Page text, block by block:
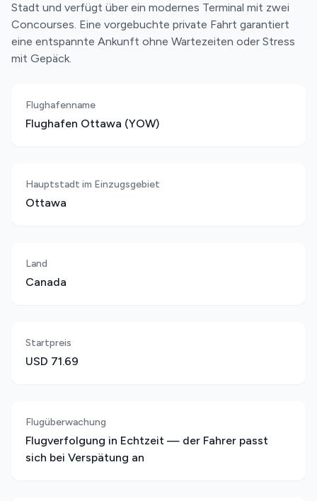
Stadt und verfügt über ein modernes Terminal mit zwei
Concourses. Eine vorgebuchte private Fahrt garantiert
eine entspannte Ankunft ohne Wartezeiten oder Stress
mit Gepäck.
Flughafenname
Flughafen Ottawa (YOW)
Hauptstadt im Einzugsgebiet
Ottawa
Land
Canada
Startpreis
USD 71.69
Flugüberwachung
Flugverfolgung in Echtzeit — der Fahrer passt
sich bei Verspätung an